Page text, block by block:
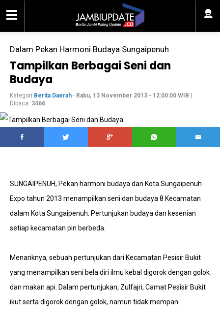
Dalam Pekan Harmoni Budaya Sungaipenuh
Tampilkan Berbagai Seni dan
Budaya
Kategori Berita Daerah - Rabu, 13 November 2013 - 12:00:00 WIB
Dibaca: 3466
SUNGAIPENUH, Pekan harmoni budaya dan Kota Sungaipenuh
Expo tahun 2013 menampilkan seni dan budaya 8 Kecamatan
dalam Kota Sungaipenuh. Pertunjukan budaya dan kesenian
setiap kecamatan pin berbeda.
Menariknya, sebuah pertunjukan dari Kecamatan Pesisir Bukit
yang menampilkan seni bela diri ilmu kebal digorok dengan golok
dan makan api. Dalam pertunjukan, Zulfajri, Camat Pesisir Bukit
ikut serta digorok dengan golok, namun tidak mempan.